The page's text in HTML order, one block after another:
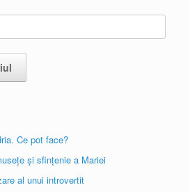
Ce pot face?
și sfințenie a Mariei
al unui introvertit